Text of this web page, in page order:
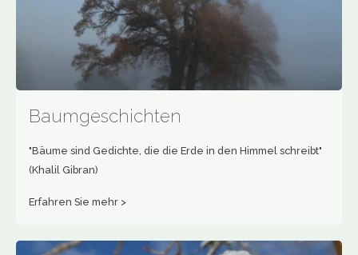
Baumgeschichten
"Bäume sind Gedichte, die die Erde in den Himmel schreibt"
(Khalil Gibran)
Erfahren Sie mehr >